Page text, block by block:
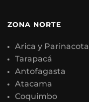
ZONA NORTE
Arica y Parinacota
Tarapacá
Antofagasta
Atacama
Coquimbo